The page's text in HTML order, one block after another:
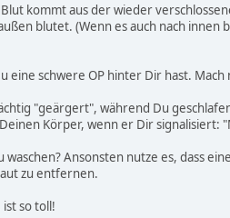
kommt aus der wieder
blutet. (Wenn es auch nach
eine schwere OP hinter Dir hast.
"geärgert", während Du
Körper, wenn er Dir signalisiert:
Ansonsten nutze es, dass
zu entfernen.
so toll!